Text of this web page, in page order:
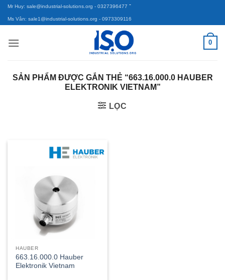
Bỏ
qua
dung
Mr Huy: sale@industrial-solutions.org - 0327396477 -
Ms Vân: sale1@industrial-solutions.org - 0973309116
0
SẢN PHẨM ĐƯỢC GẮN THẺ “663.16.000.0 HAUBER
ELEKTRONIK VIETNAM”
LỌC
HAUBER
663.16.000.0 Hauber
Elektronik Vietnam